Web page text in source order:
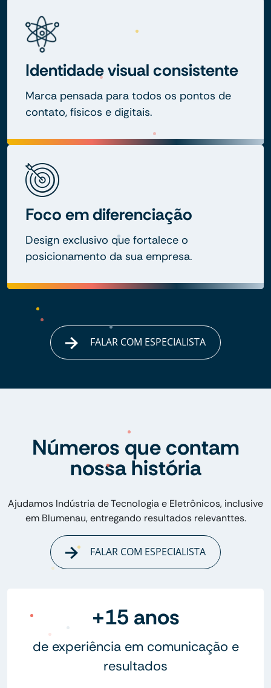
Identidade visual consistente
Marca pensada para todos os pontos de
contato, físicos e digitais.
Foco em diferenciação
Design exclusivo que fortalece o
posicionamento da sua empresa.
FALAR COM ESPECIALISTA
Números que contam
nossa história
Ajudamos Indústria de Tecnologia e Eletrônicos, inclusive
em Blumenau, entregando resultados relevanttes.
FALAR COM ESPECIALISTA
+15 anos
de experiência em comunicação e
resultados